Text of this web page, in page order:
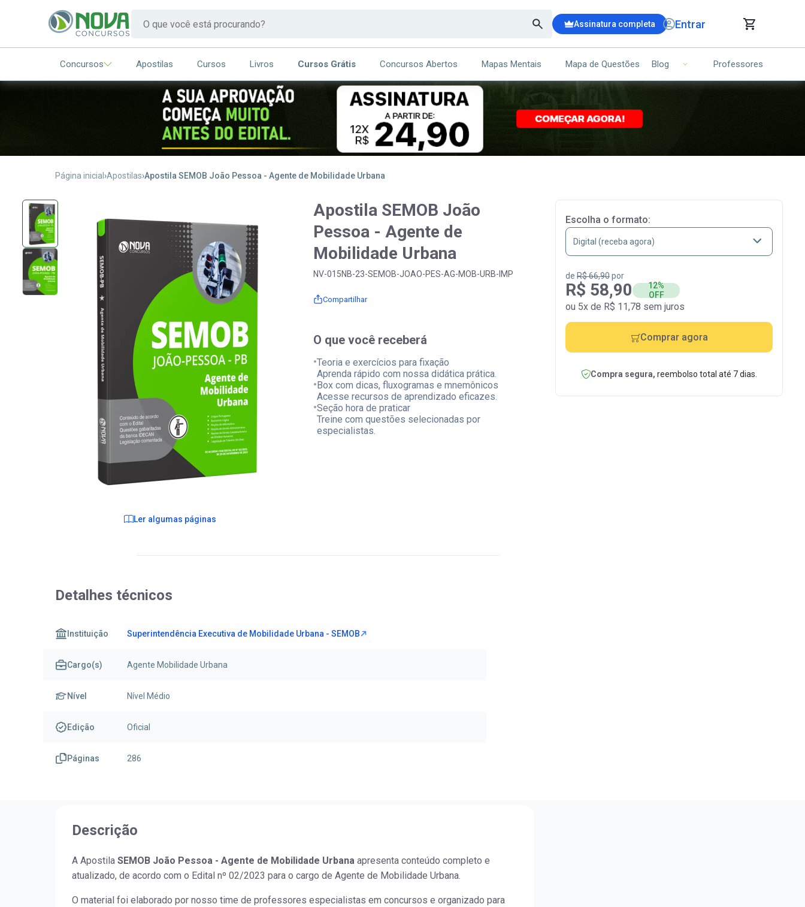
Assinatura completa Entrar
CARRINHO DE COMPRAS
ITENS (00)
Ops!
Seu carrinho ainda está vazio.
Concursos Apostilas Cursos Livros Cursos Grátis Concursos Abertos Mapas Mentais Mapa de Questões Blog Professores
Página inicial Apostilas Apostila SEMOB João Pessoa - Agente de Mobilidade Urbana
Ler algumas páginas
Apostila SEMOB João
Pessoa - Agente de
Mobilidade Urbana
NV-015NB-23-SEMOB-JOAO-PES-AG-MOB-URB-IMP
Compartilhar
O que você receberá
•Teoria e exercícios para fixação
Aprenda rápido com nossa didática prática.
•Box com dicas, fluxogramas e mnemônicos
Acesse recursos de aprendizado eficazes.
•Seção hora de praticar
Treine com questões selecionadas por
especialistas.
Escolha o formato:
de R$ 66,90por
R$ 58,90
12%
OFF
ou 5x de R$ 11,78 sem juros
Comprar agora
Compra segura, reembolso total até 7 dias.
Detalhes técnicos
Instituição Superintendência Executiva de Mobilidade Urbana - SEMOB
Cargo(s) Agente Mobilidade Urbana
Nível Nível Médio
Edição Oficial
Páginas 286
Descrição
A Apostila SEMOB João Pessoa - Agente de Mobilidade Urbana apresenta conteúdo completo e
atualizado, de acordo com o Edital nº 02/2023 para o cargo de Agente de Mobilidade Urbana.
O material foi elaborado por nosso time de professores especialistas em concursos e organizado para